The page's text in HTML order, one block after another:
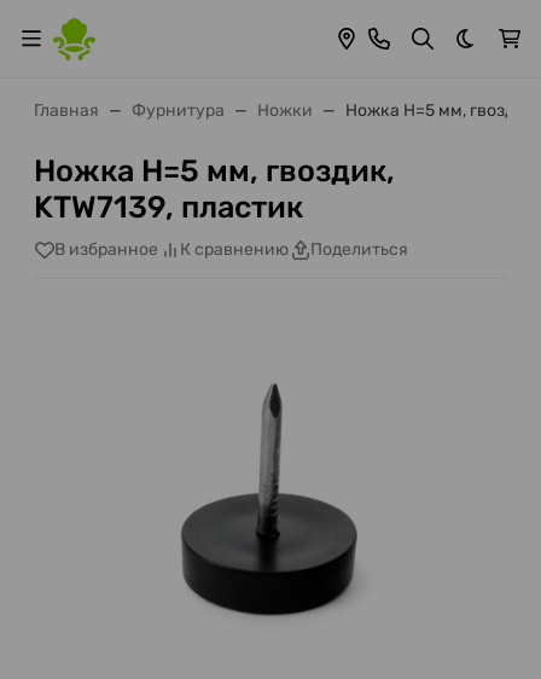
Темная
Главная Фурнитура Ножки Ножка H=5 мм, гвоздик,
Ножка H=5 мм, гвоздик,
KTW7139, пластик
В избранное К сравнению Поделиться